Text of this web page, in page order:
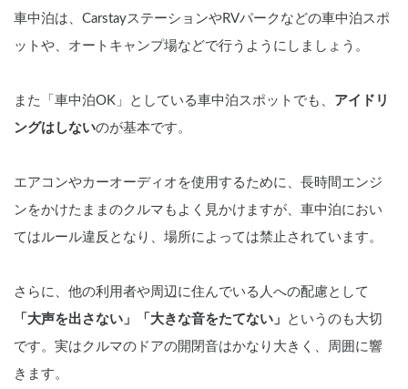
車中泊は、CarstayステーションやRVパークなどの車中泊スポ
ットや、オートキャンプ場などで行うようにしましょう。
また「車中泊OK」としている車中泊スポットでも、 アイドリ
ングはしないのが基本です。
エアコンやカーオーディオを使用するために、長時間エンジ
ンをかけたままのクルマもよく見かけますが、車中泊におい
てはルール違反となり、場所によっては禁止されています。
さらに、他の利用者や周辺に住んでいる人への配慮として
「大声を出さない」「大きな音をたてない」
というのも大切
です。実はクルマのドアの開閉音はかなり大きく、周囲に響
きます。